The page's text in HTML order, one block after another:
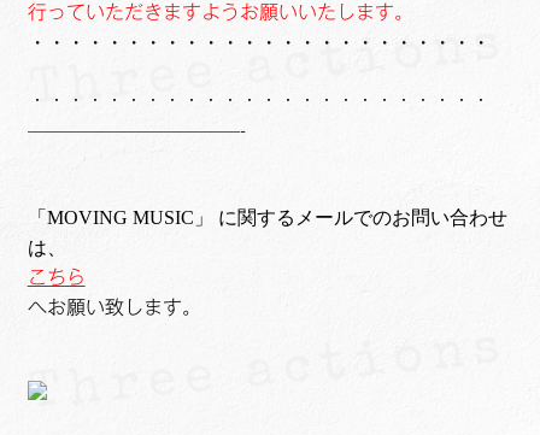
行っていただきますようお願いいたします。
・・・・・・・・・・・・・・・・・・・・・・・・
・・・・・・・・・・・・・・・・・・・・・・・・
———————————-
「MOVING MUSIC」 に関するメールでのお問い合わせ
は、
こちら
へお願い致します。